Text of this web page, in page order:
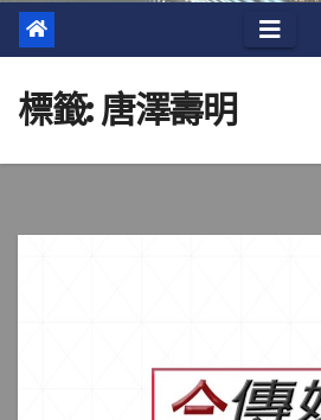
標籤:唐澤壽明